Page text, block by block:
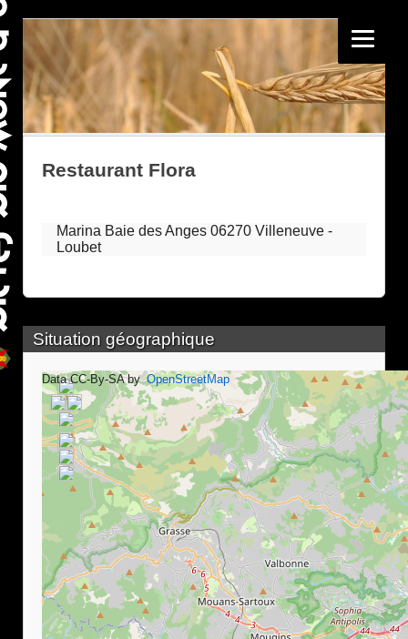
Restaurant Flora
Marina Baie des Anges 06270 Villeneuve -
Loubet
Situation géographique
Data CC-By-SA by OpenStreetMap